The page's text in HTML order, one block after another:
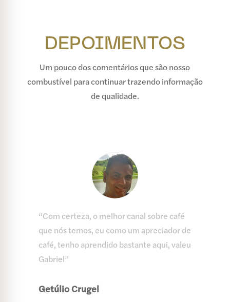
DEPOIMENTOS
Um pouco dos comentários que são nosso
combustível para continuar trazendo informação
de qualidade.
“Com certeza, o melhor canal sobre café
que nós temos, eu como um apreciador de
café, tenho aprendido bastante aqui, valeu
Gabriel”
Getúlio Crugel